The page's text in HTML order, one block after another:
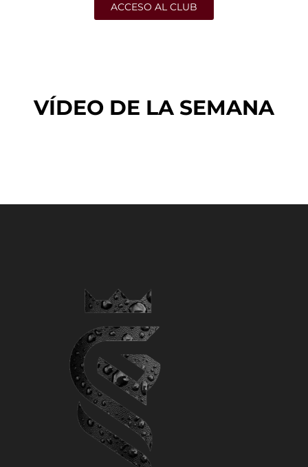
ACCESO AL CLUB
VÍDEO DE LA SEMANA